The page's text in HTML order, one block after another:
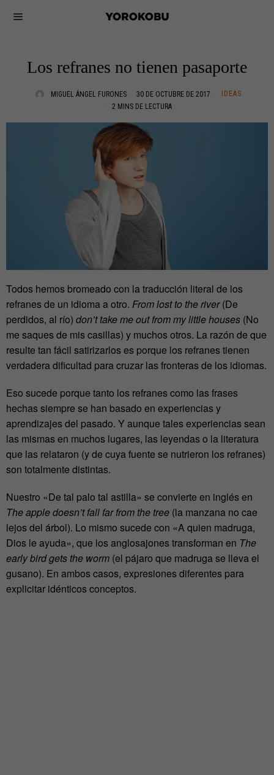
Los refranes no tienen pasaporte
MIGUEL ÁNGEL FURONES 30 DE OCTUBRE DE 2017
IDEAS
2 MINS DE LECTURA
Todos hemos bromeado con la traducción literal de los
refranes de un idioma a otro. From lost to the river(De
perdidos, al río) don’t take me out from my little houses (No
me saques de mis casillas) y muchos otros. La razón de que
resulte tan fácil satirizarlos es porque los refranes tienen
verdadera dificultad para cruzar las fronteras de los idiomas.
Eso sucede porque tanto los refranes como las frases
hechas siempre se han basado en experiencias y
aprendizajes del pasado. Y aunque tales experiencias sean
las mismas en muchos lugares, las leyendas o la literatura
que las relataron (y de cuya fuente se nutrieron los refranes)
son totalmente distintas.
Nuestro «De tal palo tal astilla» se convierte en inglés en
The apple doesn’t fall far from the tree (la manzana no cae
lejos del árbol). Lo mismo sucede con «A quien madruga,
Dios le ayuda», que los anglosajones transforman en The
early bird gets the worm (el pájaro que madruga se lleva el
gusano). En ambos casos, expresiones diferentes para
explicitar idénticos conceptos.